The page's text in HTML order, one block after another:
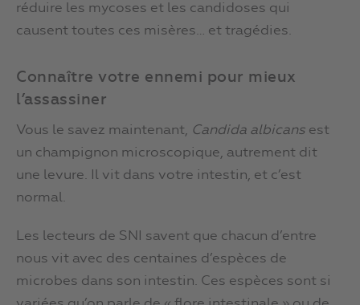
réduire les mycoses et les candidoses qui
causent toutes ces misères… et tragédies.
Connaître votre ennemi pour mieux
l’assassiner
Vous le savez maintenant, Candida albicans est
un champignon microscopique, autrement dit
une levure. Il vit dans votre intestin, et c’est
normal.
Les lecteurs de SNI savent que chacun d’entre
nous vit avec des centaines d’espèces de
microbes dans son intestin. Ces espèces sont si